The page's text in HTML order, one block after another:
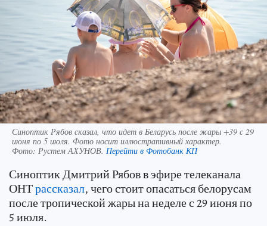
Синоптик Рябов сказал, что идет в Беларусь после жары +39 с 29
июня по 5 июля. Фото носит иллюстративный характер.
Фото: Рустем АХУНОВ. Перейти в Фотобанк КП
Синоптик Дмитрий Рябов в эфире телеканала
ОНТрассказал, чего стоит опасаться белорусам
после тропической жары на неделе с 29 июня по
5 июля.